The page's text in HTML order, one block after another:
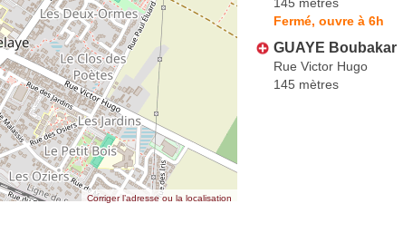
Corriger l’adresse ou la localisation
Fermé, ouvre à 6h
GUAYE Boubakar
Rue Victor Hugo
145 mètres